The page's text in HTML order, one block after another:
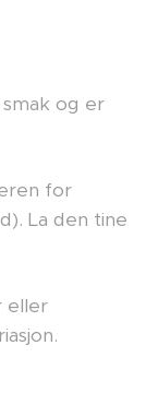
og er
for
La den tine
eller